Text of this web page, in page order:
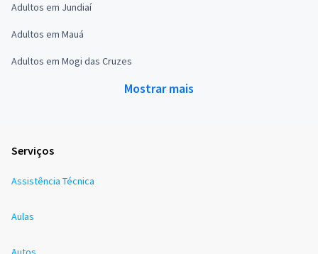
Adultos em Jundiaí
Adultos em Mauá
Adultos em Mogi das Cruzes
Mostrar mais
Serviços
Assistência Técnica
Aulas